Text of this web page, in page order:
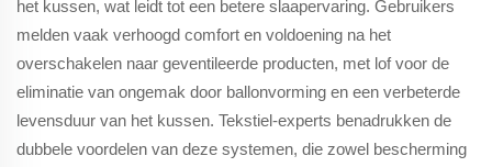
het kussen, wat leidt tot een betere slaapervaring. Gebruikers
melden vaak verhoogd comfort en voldoening na het
overschakelen naar geventileerde producten, met lof voor de
eliminatie van ongemak door ballonvorming en een verbeterde
levensduur van het kussen. Tekstiel-experts benadrukken de
dubbele voordelen van deze systemen, die zowel bescherming